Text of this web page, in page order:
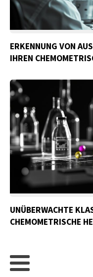
ERKENNUNG VON
HREN
UNÜBERWACHTE
CHEMOMETRISCHE